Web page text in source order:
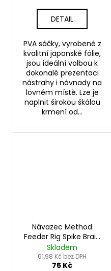
DETAIL
PVA sáčky, vyrobené z
kvalitní japonské fólie,
jsou ideální volbou k
dokonalé prezentaci
nástrahy i návnady na
lovném místě. Lze je
naplnit širokou škálou
krmení od...
Návazec Method
Feeder Rig Spike Braid
5 ks
Skladem
61,98 Kč bez DPH
75 Kč